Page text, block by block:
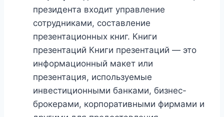
президента входит управление
сотрудниками, составление
презентационных книг. Книги
презентаций Книги презентаций — это
информационный макет или
презентация, используемые
инвестиционными банками, бизнес-
брокерами, корпоративными фирмами и